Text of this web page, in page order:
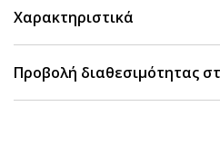
Χαρακτηριστικά
Προβολή διαθεσιμότητας